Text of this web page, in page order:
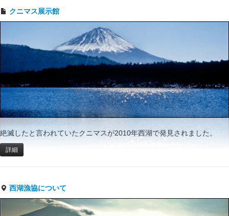
クニマス展示館
絶滅したと言われていたクニマスが2010年西湖で発見されました。
詳細
西湖漁協について